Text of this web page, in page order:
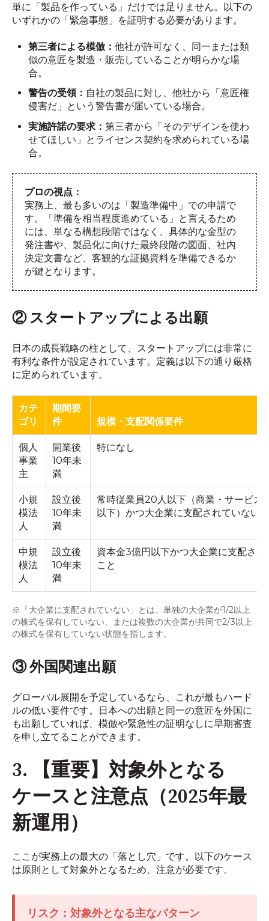
単に「製品を作っている」だけでは足りません。以下の
いずれかの「緊急事態」を証明する必要があります。
第三者による模倣：他社が許可なく、同一または類
似の意匠を製造・販売していることが明らかな場
合。
警告の受領： 自社の製品に対し、他社から「意匠権
侵害だ」という警告書が届いている場合。
実施許諾の要求：第三者から「そのデザインを使わ
せてほしい」とライセンス契約を求められている場
合。
プロの視点：
実務上、最も多いのは「製造準備中」での申請で
す。「準備を相当程度進めている」と言えるため
には、単なる構想段階ではなく、具体的な金型の
発注書や、製品化に向けた最終段階の図面、社内
決定文書など、客観的な証拠資料を準備できるか
が鍵となります。
② スタートアップによる出願
日本の成長戦略の柱として、スタートアップには非常に
有利な条件が設定されています。定義は以下の通り厳格
に定められています。
カテ
ゴリ
期間要
件
規模・支配関係要件
個人
事業
主
開業後
10年未
満
特になし
小規
模法
人
設立後
10年未
満
常時従業員20人以下（商業・サービス
以下）かつ大企業に支配されていない
中規
模法
人
設立後
10年未
満
資本金3億円以下かつ大企業に支配され
こと
※「大企業に支配されていない」とは、単独の大企業が1/2以上
の株式を保有していない、または複数の大企業が共同で2/3以上
の株式を保有していない状態を指します。
③ 外国関連出願
グローバル展開を予定しているなら、これが最もハード
ルの低い要件です。日本への出願と同一の意匠を外国に
も出願していれば、模倣や緊急性の証明なしに早期審査
を申し立てることができます。
3. 【重要】対象外となる
ケースと注意点（2025年最
新運用）
ここが実務上の最大の「落とし穴」です。以下のケース
は原則として対象外となるため、注意が必要です。
リスク：対象外となる主なパターン